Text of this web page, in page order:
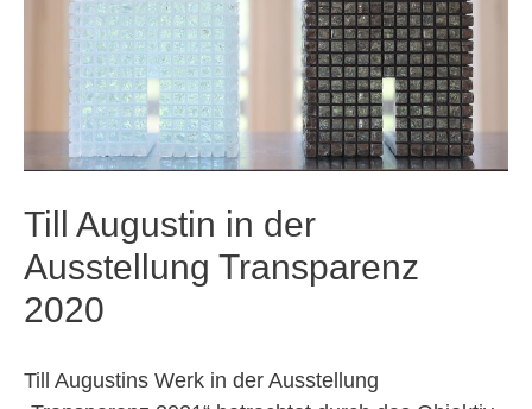
Till Augustin in der
Ausstellung Transparenz
2020
Till Augustins Werk in der Ausstellung